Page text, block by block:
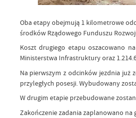
Oba etapy obejmują 1 kilometrowe
środków Rządowego Funduszu
Koszt drugiego etapu oszacowano
Ministerstwa Infrastruktury oraz
Na pierwszym z odcinków jezdnia już
przyległych posesji. Wybudowany
W drugim etapie przebudowane
Zakończenie zadania zaplanowano na